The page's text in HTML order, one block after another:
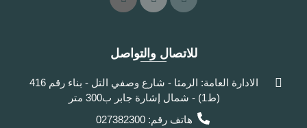
للاتصال والتواصل
الادارة العامة: الرمثا - شارع وصفي التل - بناء رقم 416
(ط1) - شمال إشارة جابر ب300 متر
هاتف رقم: 027382300